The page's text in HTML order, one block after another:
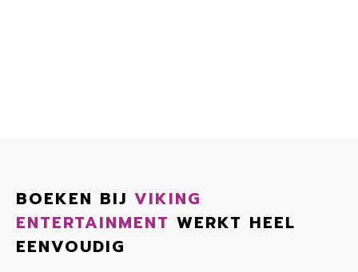
BOEKEN BIJ VIKING
ENTERTAINMENT WERKT HEEL
EENVOUDIG